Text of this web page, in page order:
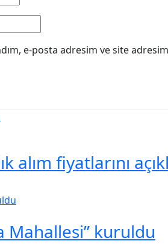
e-posta adresim ve site
alım fiyatlarını
Mahallesi” kuruldu